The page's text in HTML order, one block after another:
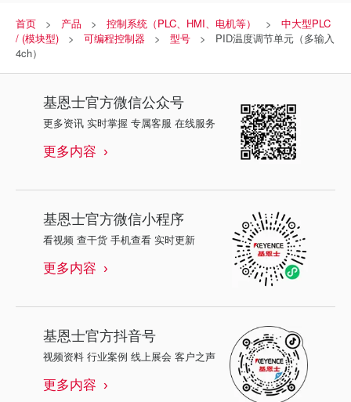
首页 产品 控制系统（PLC、HMI、电机等）
中大型PLC
/ (模块型)
可编程控制器 型号
PID温度调节单元（多输入
4ch）
基恩士官方微信公众号
更多资讯 实时掌握 专属客服 在线服务
更多内容
基恩士官方微信小程序
看视频 查干货 手机查看 实时更新
更多内容
基恩士官方抖音号
视频资料 行业案例 线上展会 客户之声
更多内容